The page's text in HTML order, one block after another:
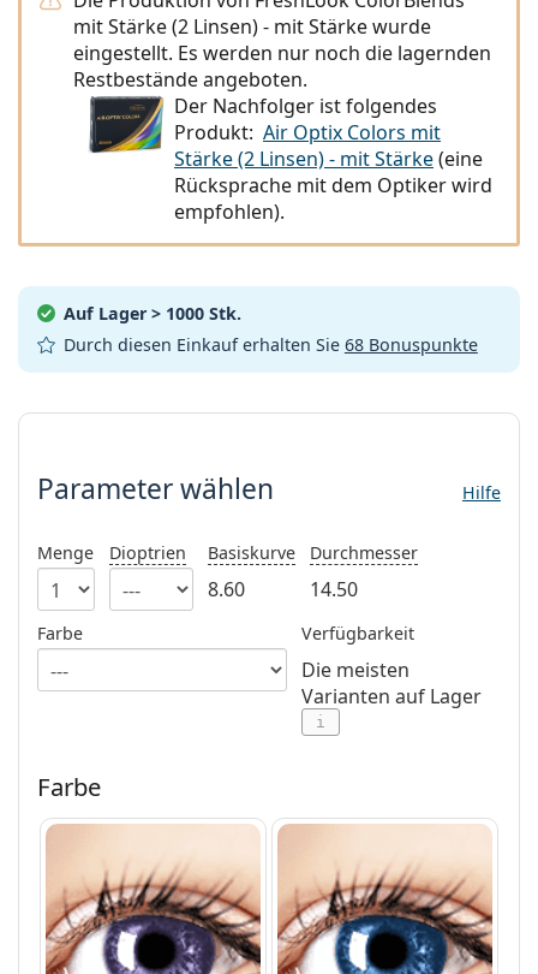
Persol
Prada
Alle Marken
ist offline
mit Stärke (2 Linsen) - mit Stärke wurde
eingestellt. Es werden nur noch die lagernden
Restbestände angeboten.
Der Nachfolger ist folgendes
Produkt: Air Optix Colors mit
Stärke (2 Linsen) - mit Stärke(eine
Rücksprache mit dem Optiker wird
empfohlen).
Auf Lager > 1000 Stk.
Durch diesen Einkauf erhalten Sie 68 Bonuspunkte
Parameter wählen
Parameter wählen Hilfe
Menge Dioptrien Basiskurve
8.60
Durchmesser
14.50
Farbe Verfügbarkeit
Die meisten
Varianten auf Lager
i
Farbe